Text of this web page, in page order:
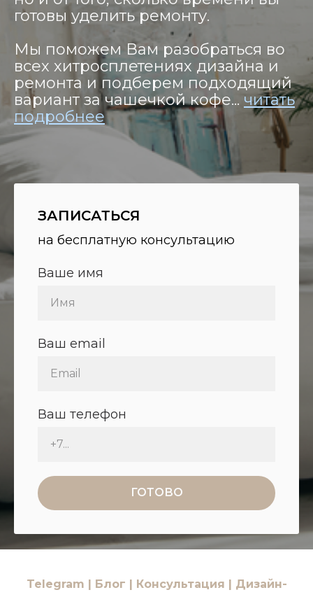
готовы уделить ремонту.
Мы поможем Вам разобраться во
всех хитросплетениях дизайна и
ремонта и подберем подходящий
вариант за чашечкой кофе... читать
подробнее
ЗАПИСАТЬСЯ
на бесплатную консультацию
Ваше имя
Ваш email
Ваш телефон
ГОТОВО
Telegram | Блог | Консультация | Дизайн-